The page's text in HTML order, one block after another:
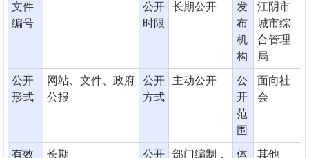
文件
编号
公开
时限
长期公开
发
布
机
构
江阴市
城市综
合管理
局
公开
形式
网站、文件、政府
公报
公开
方式
主动公开
公
开
范
围
面向社
会
有效
长期
公开
部门编制，
体
其他